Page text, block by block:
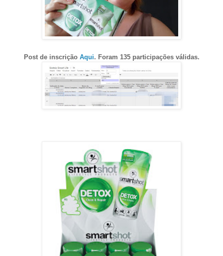
Post de inscrição Aqui. Foram 135 participações válidas.